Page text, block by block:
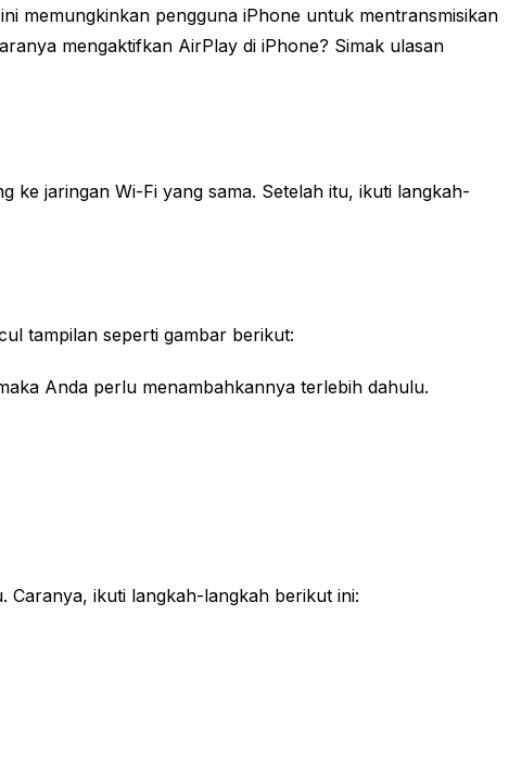
memungkinkan pengguna iPhone untuk mentransmisikan
mengaktifkan AirPlay di iPhone? Simak ulasan
ke jaringan Wi-Fi yang sama. Setelah itu, ikuti langkah-
tampilan seperti gambar berikut:
Anda perlu menambahkannya terlebih dahulu.
ikuti langkah-langkah berikut ini: